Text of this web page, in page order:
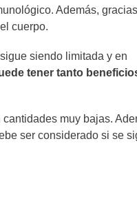
Además,
cuerpo.
siendo limitada y en
tener tanto
muy bajas.
ser considerado si se